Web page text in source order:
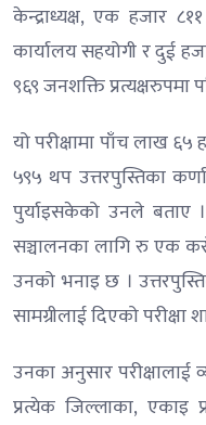
केन्द्राध्यक्ष, एक हजार
कार्यालय सहयोगी र दुई
९६९ जनशक्ति प्रत्यक्षरुपमा
यो परीक्षामा पाँच लाख
५९५ थप उत्तरपुस्तिका
पुर्याइसकेको उनले बताए ।
सञ्चालनका लागि रु एक
उनको भनाइ छ ।
सामग्रीलाई दिएको परीक्षा
उनका अनुसार परीक्षालाई
प्रत्येक जिल्लाका, एकाइ